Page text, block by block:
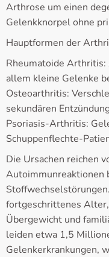
Arthrose um einen
Gelenkknorpel ohne
Hauptformen der
Rheumatoide
allem kleine Gelenke
Osteoarthritis:
sekundären
Psoriasis-Arthritis:
Schuppenflechte-
Die Ursachen reichen
Autoimmunreaktionen
fortgeschrittenes
Übergewicht und
leiden etwa 1,5
Gelenkerkrankungen,